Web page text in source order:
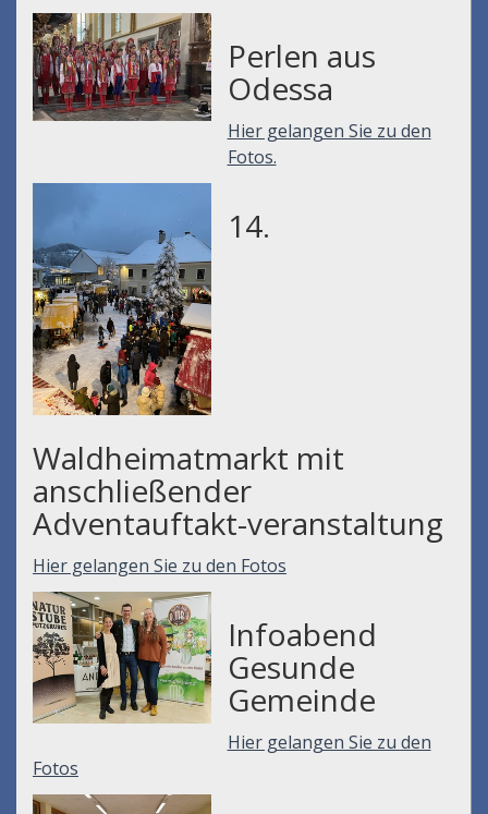
Perlen aus
Odessa
Hier gelangen Sie zu den
Fotos.
14.
Waldheimatmarkt mit
anschließender
Adventauftakt-veranstaltung
Hier gelangen Sie zu den Fotos
Infoabend
Gesunde
Gemeinde
Hier gelangen Sie zu den
Fotos